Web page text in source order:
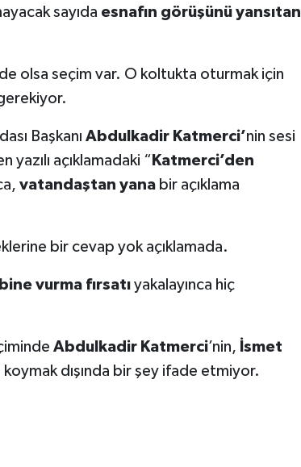
sayıda esnafın görüşünü yansıtan
olsa seçim var. O koltukta oturmak için
Başkanı Abdulkadir Katmerci’nin sesi
yazılı açıklamadaki “ Katmerci’den
vatandaştan yanabir açıklama
bir cevap yok açıklamada.
vurma fırsatıyakalayınca hiç
Abdulkadir Katmerci’nin, İsmet
dışında bir şey ifade etmiyor.